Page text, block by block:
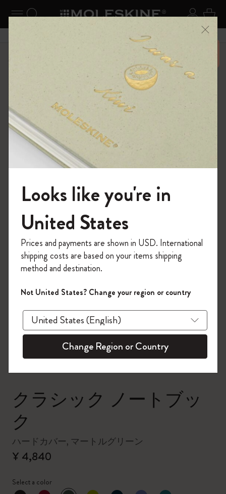
ナビゲーションの切替 ログ
検索 (キーワードなど) カ
6,500円以上のご購入で送料無料 メニ
ーを閉じる
ショップ The Original Notebook
クラシック ノートブッ
ク
ハードカバー, マートルグリーン
¥ 4,840
Select a color
モレスキンの世界へようこそ
「WELCOME10」を入力すると、初回注
文が10%オフ＋送料無料になります。セ
ール・アウトレット品は適用外。
Moleskineアカウントを作成して限定オフ
ァーや会員特典、さらに多くのインスピ
レーションを手に入れましょう。
今すぐ会員登録 !
Looks like you're in
United States
Prices and payments are shown in USD. International
shipping costs are based on your items shipping
method and destination.
Not United States? Change your region or country
Change Region or Country